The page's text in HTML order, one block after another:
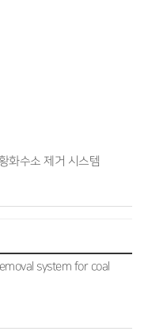
화수소 제거 시스템
system for coal